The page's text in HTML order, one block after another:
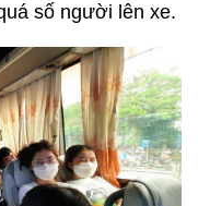
số người lên xe.